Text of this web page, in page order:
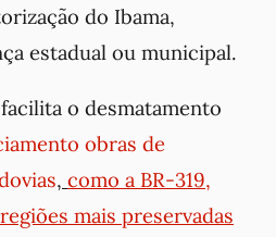
do Ibama,
estadual ou municipal.
o desmatamento
obras de
, como a BR-319,
mais preservadas